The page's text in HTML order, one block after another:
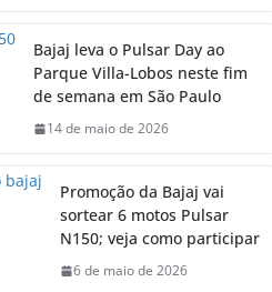
Bajaj leva o Pulsar Day ao
Parque Villa-Lobos neste fim
de semana em São Paulo
14 de maio de 2026
Promoção da Bajaj vai
sortear 6 motos Pulsar
N150; veja como participar
6 de maio de 2026